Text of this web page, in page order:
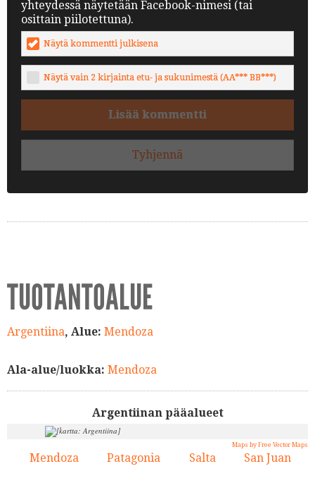
yhteydessä näytetään Facebook-nimesi (tai
osittain piilotettuna).
Näytä kommentti julkisena
Näytä vain 2 kirjainta etu- ja sukunimestä (AA*** BB***)
Lisää kommentti
Tyhjennä
TUOTANTOALUE
Argentiina, Alue: Mendoza
Ala-alue/luokka: Mendoza
Argentiinan pääalueet
Maps by Free Vector Maps
Mendoza Patagonia Salta San Juan